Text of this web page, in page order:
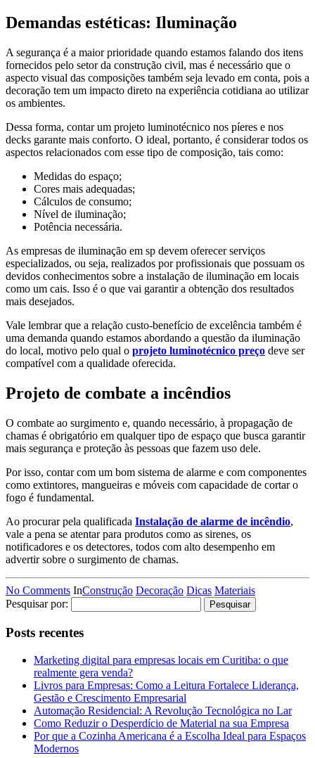
Demandas estéticas: Iluminação
A segurança é a maior prioridade quando estamos falando dos itens
fornecidos pelo setor da construção civil, mas é necessário que o
aspecto visual das composições também seja levado em conta, pois a
decoração tem um impacto direto na experiência cotidiana ao utilizar
os ambientes.
Dessa forma, contar um projeto luminotécnico nos píeres e nos
decks garante mais conforto. O ideal, portanto, é considerar todos os
aspectos relacionados com esse tipo de composição, tais como:
Medidas do espaço;
Cores mais adequadas;
Cálculos de consumo;
Nível de iluminação;
Potência necessária.
As empresas de iluminação em sp devem oferecer serviços
especializados, ou seja, realizados por profissionais que possuam os
devidos conhecimentos sobre a instalação de iluminação em locais
como um cais. Isso é o que vai garantir a obtenção dos resultados
mais desejados.
Vale lembrar que a relação custo-benefício de excelência também é
uma demanda quando estamos abordando a questão da iluminação
do local, motivo pelo qual o projeto luminotécnico preço deve ser
compatível com a qualidade oferecida.
Projeto de combate a incêndios
O combate ao surgimento e, quando necessário, à propagação de
chamas é obrigatório em qualquer tipo de espaço que busca garantir
mais segurança e proteção às pessoas que fazem uso dele.
Por isso, contar com um bom sistema de alarme e com componentes
como extintores, mangueiras e móveis com capacidade de cortar o
fogo é fundamental.
Ao procurar pela qualificada Instalação de alarme de incêndio,
vale a pena se atentar para produtos como as sirenes, os
notificadores e os detectores, todos com alto desempenho em
advertir sobre o surgimento de chamas.
No Comments InConstrução Decoração Dicas Materiais
Pesquisar por:
Posts recentes
Marketing digital para empresas locais em Curitiba: o que
realmente gera venda?
Livros para Empresas: Como a Leitura Fortalece Liderança,
Gestão e Crescimento Empresarial
Automação Residencial: A Revolução Tecnológica no Lar
Como Reduzir o Desperdício de Material na sua Empresa
Por que a Cozinha Americana é a Escolha Ideal para Espaços
Modernos